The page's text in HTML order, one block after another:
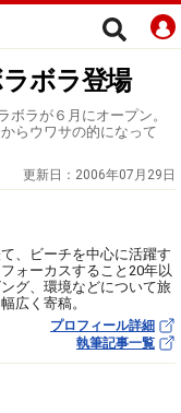
ボラ登場
ボラが６月にオープン。
らウワサの的になって
更新日： 2006年07月29日
、ビーチを中心に活躍す
ォーカスすること20年以
グ、環境などについて旅
広く寄稿。
プロフィール詳細
執筆記事一覧